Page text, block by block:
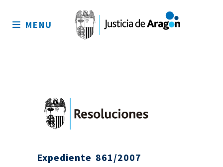
sitio
MENU
Expediente 861/2007